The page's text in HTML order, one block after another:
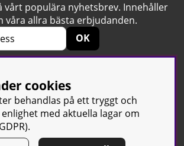
vårt populära nyhetsbrev. Innehåller
våra allra bästa erbjudanden.
OK
Baserat på 2424 betyg
cookies
behandlas på ett tryggt och
med aktuella lagar om